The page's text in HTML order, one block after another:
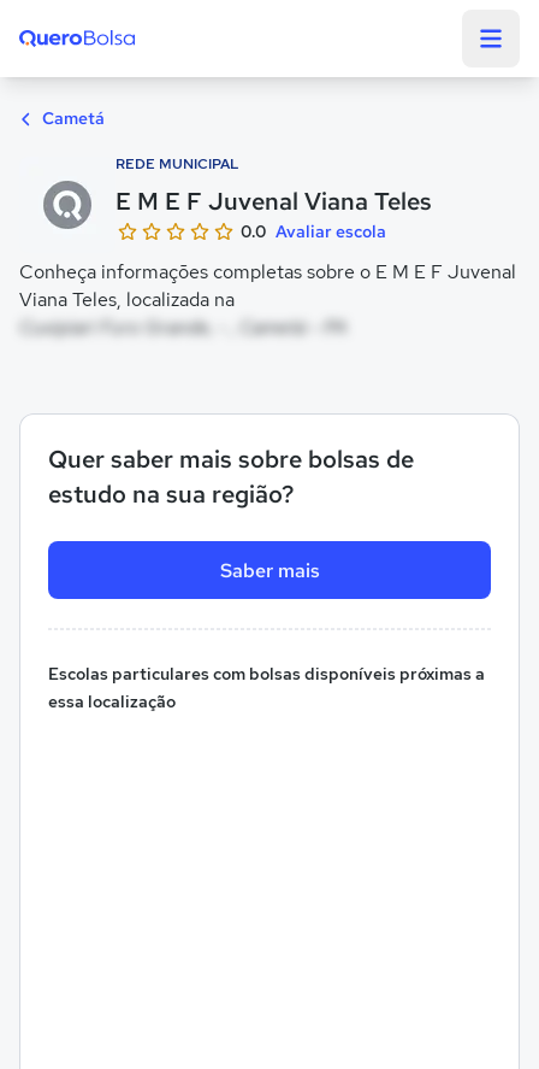
Cametá
REDE MUNICIPAL
E M E F Juvenal Viana Teles
0.0 Avaliar escola
Conheça informações completas sobre o E M E F Juvenal
Viana Teles, localizada na
Cuxipiari Furo Grande, - , Cametá - PA
Quer saber mais sobre bolsas de
estudo na sua região?
Saber mais
Escolas particulares com bolsas disponíveis próximas a
essa localização